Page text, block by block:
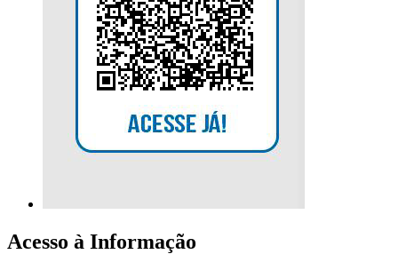
Acesso à Informação